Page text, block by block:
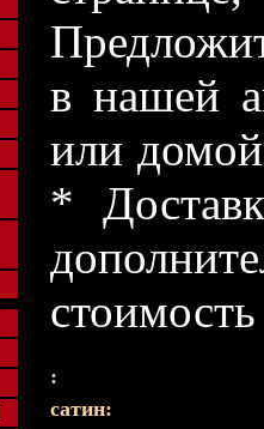
в нашей
или
*
:
cатин: